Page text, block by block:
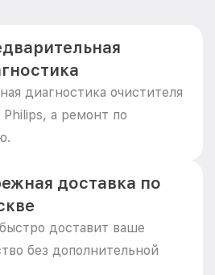
диагностика очистителя
Philips, а ремонт по
доставка по
доставит ваше
без дополнительной